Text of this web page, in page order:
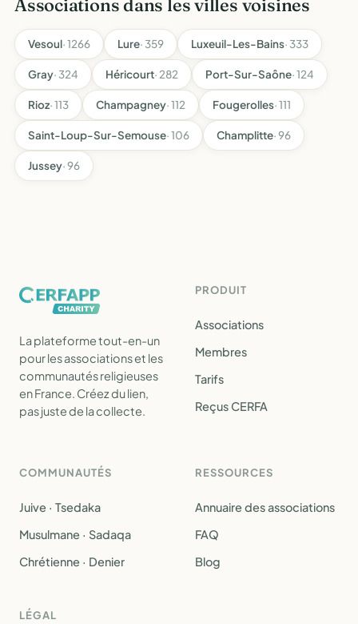
Associations dans les villes voisines
Vesoul· 1266 Lure· 359 Luxeuil-Les-Bains· 333
Gray· 324 Héricourt· 282 Port-Sur-Saône· 124
Rioz· 113 Champagney· 112 Fougerolles· 111
Saint-Loup-Sur-Semouse· 106 Champlitte· 96
Jussey· 96
La plateforme tout-en-un
pour les associations et les
communautés religieuses
en France. Créez du lien,
pas juste de la collecte.
PRODUIT
Associations
Membres
Tarifs
Reçus CERFA
COMMUNAUTÉS
Juive · Tsedaka
Musulmane · Sadaqa
Chrétienne · Denier
RESSOURCES
Annuaire des associations
FAQ
Blog
LÉGAL